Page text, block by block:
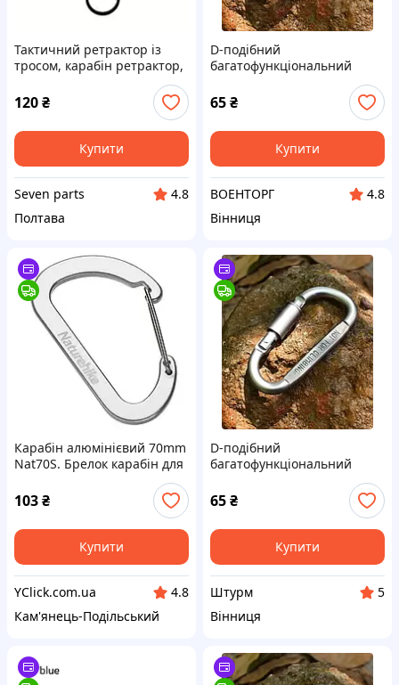
Тактичний ретрактор із
тросом, карабін ретрактор,
ключів, карабіни металеві
120₴
Купити
Seven parts
4.8
Полтава
D-подібний
багатофункціональний
сплаву для швидкого
кріплення ключів,
тактичного спорядження
Чорний
65₴
Купити
ВОЕНТОРГ
4.8
Вінниця
Карабін алюмінієвий 70mm
Nat70S. Брелок карабін для
брелоків
103₴
Купити
YClick.com.ua
4.8
Кам'янець-Подільський
D-подібний
багатофункціональний
сплаву для швидкого
кріплення ключів,
тактичного спорядження
Чорний
65₴
Купити
Штурм
5
Вінниця